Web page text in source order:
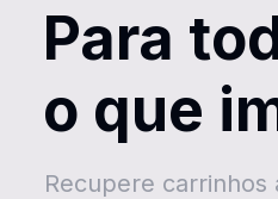
Para
​o que
Recupere